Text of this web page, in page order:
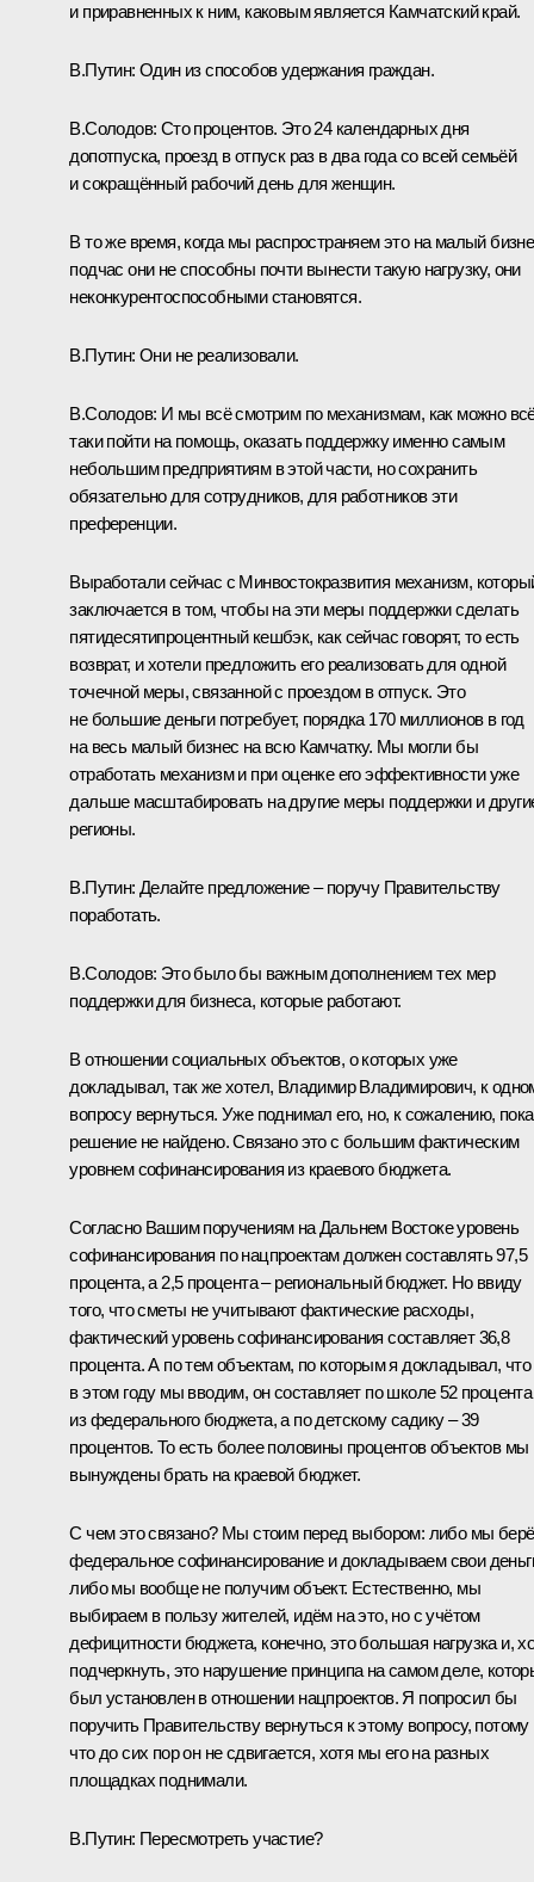
и приравненных к ним, каковым является Камчатский край.
В.Путин: Один из способов удержания граждан.
В.Солодов: Сто процентов. Это 24 календарных дня
допотпуска, проезд в отпуск раз в два года со всей семьёй
и сокращённый рабочий день для женщин.
В то же время, когда мы распространяем это на малый
подчас они не способны почти вынести такую нагрузку, они
неконкурентоспособными становятся.
В.Путин: Они не реализовали.
В.Солодов: И мы всё смотрим по механизмам, как можно
таки пойти на помощь, оказать поддержку именно самым
небольшим предприятиям в этой части, но сохранить
обязательно для сотрудников, для работников эти
преференции.
Выработали сейчас с Минвостокразвития механизм,
заключается в том, чтобы на эти меры поддержки сделать
пятидесятипроцентный кешбэк, как сейчас говорят, то есть
возврат, и хотели предложить его реализовать для одной
точечной меры, связанной с проездом в отпуск. Это
не большие деньги потребует, порядка 170 миллионов в год
на весь малый бизнес на всю Камчатку. Мы могли бы
отработать механизм и при оценке его эффективности уже
дальше масштабировать на другие меры поддержки и
регионы.
В.Путин: Делайте предложение – поручу Правительству
поработать.
В.Солодов: Это было бы важным дополнением тех мер
поддержки для бизнеса, которые работают.
В отношении социальных объектов, о которых уже
докладывал, так же хотел, Владимир Владимирович, к
вопросу вернуться. Уже поднимал его, но, к сожалению, пока
решение не найдено. Связано это с большим фактическим
уровнем софинансирования из краевого бюджета.
Согласно Вашим поручениям на Дальнем Востоке уровень
софинансирования по нацпроектам должен составлять 97,5
процента, а 2,5 процента – региональный бюджет. Но ввиду
того, что сметы не учитывают фактические расходы,
фактический уровень софинансирования составляет 36,8
процента. А по тем объектам, по которым я докладывал, что
в этом году мы вводим, он составляет по школе 52 процента
из федерального бюджета, а по детскому садику – 39
процентов. То есть более половины процентов объектов мы
вынуждены брать на краевой бюджет.
С чем это связано? Мы стоим перед выбором: либо мы
федеральное софинансирование и докладываем свои
либо мы вообще не получим объект. Естественно, мы
выбираем в пользу жителей, идём на это, но с учётом
дефицитности бюджета, конечно, это большая нагрузка и,
подчеркнуть, это нарушение принципа на самом деле,
был установлен в отношении нацпроектов. Я попросил бы
поручить Правительству вернуться к этому вопросу, потому
что до сих пор он не сдвигается, хотя мы его на разных
площадках поднимали.
В.Путин: Пересмотреть участие?